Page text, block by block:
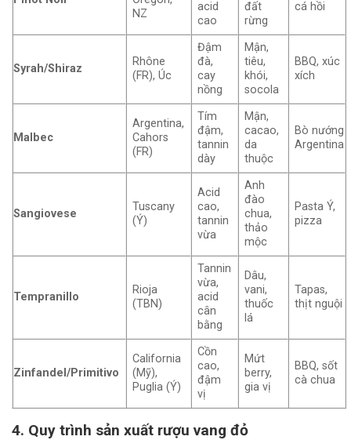
NZ
acid
cao
đất
rừng
cá hồi
Syrah/Shiraz
Rhône
(FR), Úc
Đậm
đà,
cay
nồng
Mận,
tiêu,
khói,
socola
BBQ, xúc
xích
Malbec
Argentina,
Cahors
(FR)
Tím
đậm,
tannin
dày
Mận,
cacao,
da
thuộc
Bò nướng
Argentina
Sangiovese
Tuscany
(Ý)
Acid
cao,
tannin
vừa
Anh
đào
chua,
thảo
mộc
Pasta Ý,
pizza
Tempranillo
Rioja
(TBN)
Tannin
vừa,
acid
cân
bằng
Dâu,
vani,
thuốc
lá
Tapas,
thịt nguội
Zinfandel/Primitivo
California
(Mỹ),
Puglia (Ý)
Cồn
cao,
đậm
vị
Mứt
berry,
gia vị
BBQ, sốt
cà chua
4. Quy trình sản xuất rượu vang đỏ